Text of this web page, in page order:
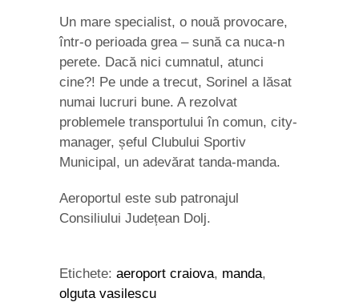
Un mare specialist, o nouă provocare,
într-o perioada grea – sună ca nuca-n
perete. Dacă nici cumnatul, atunci
cine?! Pe unde a trecut, Sorinel a lăsat
numai lucruri bune. A rezolvat
problemele transportului în comun, city-
manager, șeful Clubului Sportiv
Municipal, un adevărat tanda-manda.
Aeroportul este sub patronajul
Consiliului Județean Dolj.
Etichete: aeroport craiova, manda,
olguta vasilescu